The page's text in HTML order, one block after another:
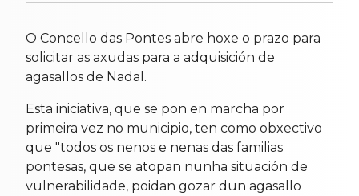
O Concello das Pontes abre hoxe o prazo para
solicitar as axudas para a adquisición de
agasallos de Nadal.
Esta iniciativa, que se pon en marcha por
primeira vez no municipio, ten como obxectivo
que "todos os nenos e nenas das familias
pontesas, que se atopan nunha situación de
vulnerabilidade, poidan gozar dun agasallo